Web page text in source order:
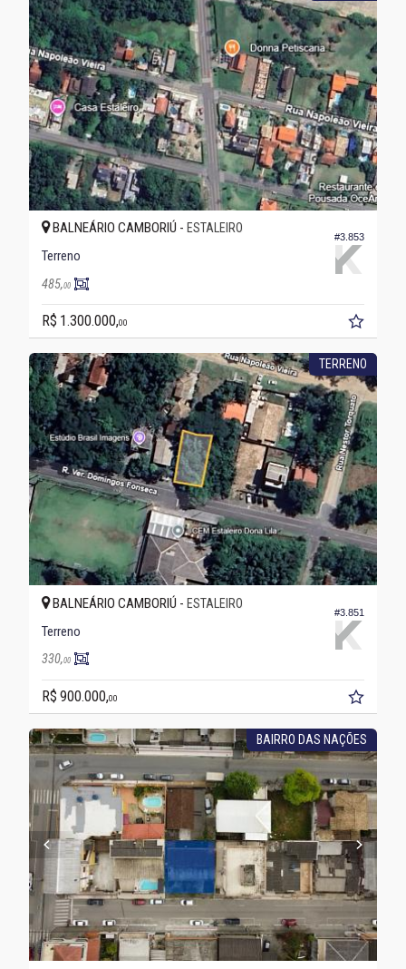
#3.853
BALNEÁRIO CAMBORIÚ - ESTALEIRO
Terreno
485,00
R$ 1.300.000,00
TERRENO
#3.851
BALNEÁRIO CAMBORIÚ - ESTALEIRO
Terreno
330,00
R$ 900.000,00
BAIRRO DAS NAÇÕES